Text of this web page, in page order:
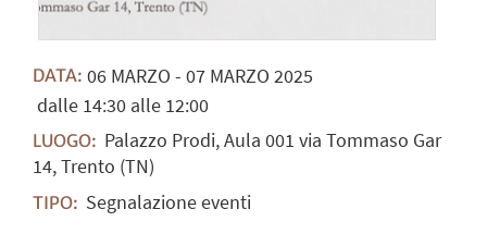
DATA: 06MARZO - 07 MARZO2025
dalle 14:30 alle 12:00
LUOGO: Palazzo Prodi, Aula 001 via Tommaso Gar
14, Trento (TN)
TIPO: Segnalazione eventi